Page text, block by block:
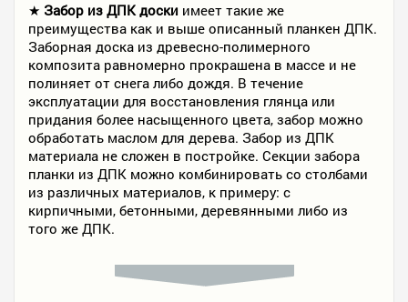
★ Забор из ДПК доски имеет такие же
преимущества как и выше описанный планкен ДПК.
Заборная доска из древесно-полимерного
композита равномерно прокрашена в массе и не
полиняет от снега либо дождя. В течение
эксплуатации для восстановления глянца или
придания более насыщенного цвета, забор можно
обработать маслом для дерева. Забор из ДПК
материала не сложен в постройке. Секции забора
планки из ДПК можно комбинировать со столбами
из различных материалов, к примеру: с
кирпичными, бетонными, деревянными либо из
того же ДПК.